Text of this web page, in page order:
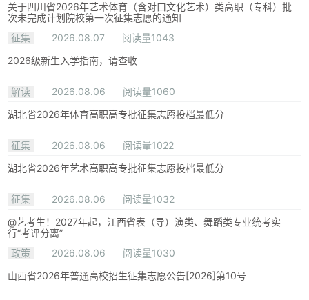
关于四川省2026年艺术体育（含对口文化艺术）类高职（专科）批
次未完成计划院校第一次征集志愿的通知
征集
2026.08.07
阅读量1043
2026级新生入学指南，请查收
解读 2026.08.06
阅读量1060
湖北省2026年体育高职高专批征集志愿投档最低分
征集 2026.08.06
阅读量1022
湖北省2026年艺术高职高专批征集志愿投档最低分
征集 2026.08.06
阅读量1032
@艺考生！2027年起，江西省表（导）演类、舞蹈类专业统考实
行“考评分离”
政策
2026.08.06
阅读量1030
山西省2026年普通高校招生征集志愿公告[2026]第10号